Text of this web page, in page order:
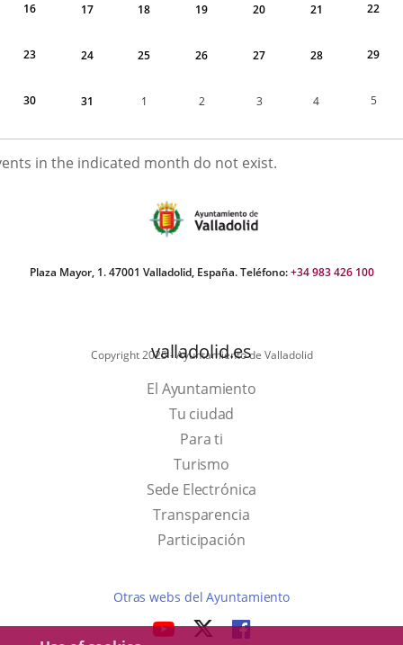
16 17 18 19 20 21 22
23 24 25 26 27 28 29
30 31 1 2 3 4 5
in the indicated month do not exist.
Plaza Mayor, 1. 47001 Valladolid, España. Teléfono:+34 983 426 100
Copyright 2025 - Ayuntamiento de Valladolid
valladolid.es
El Ayuntamiento
Tu ciudad
Para ti
TurismoThis
link
will
open
up
Sede Electrónica
Transparencia
Participación
Otras webs del Ayuntamiento
LINK LINKLINK